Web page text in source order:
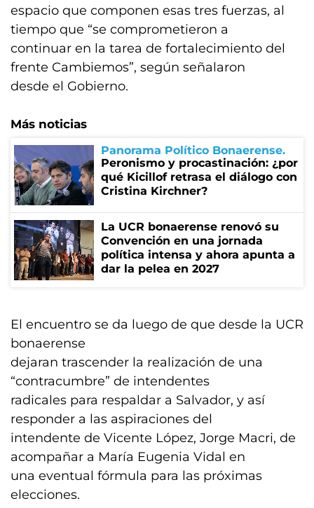
espacio que componen esas tres fuerzas, al
tiempo que “se comprometieron a
continuar en la tarea de fortalecimiento del
frente Cambiemos”, según señalaron
desde el Gobierno.
Más noticias
Panorama Político Bonaerense
Peronismo y procastinación: ¿por
qué Kicillof retrasa el diálogo con
Cristina Kirchner?
La UCR bonaerense renovó su
Convención en una jornada
política intensa y ahora apunta a
dar la pelea en 2027
El encuentro se da luego de que desde la UCR
bonaerense
dejaran trascender la realización de una
“contracumbre” de intendentes
radicales para respaldar a Salvador, y así
responder a las aspiraciones del
intendente de Vicente López, Jorge Macri, de
acompañar a María Eugenia Vidal en
una eventual fórmula para las próximas
elecciones.